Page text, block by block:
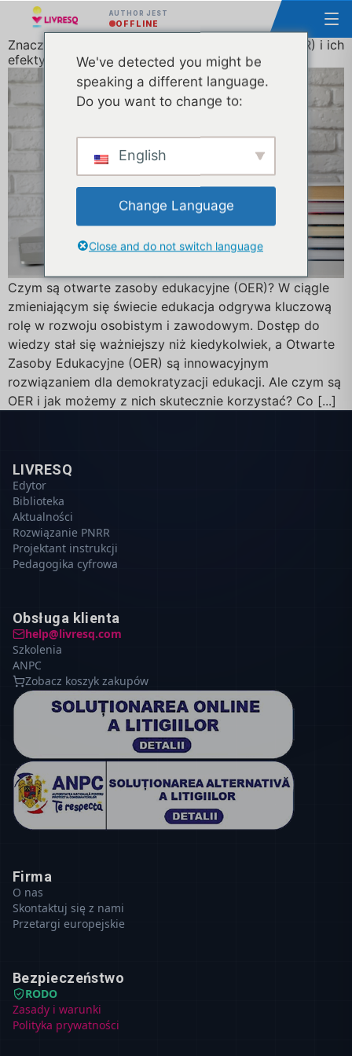
AUTHOR JEST
OFFLINE
Znaczenie otwartych zasobów edukacyjnych (OER) i ich
efektywne wykorzystanie
Czym są otwarte zasoby edukacyjne (OER)? W ciągle
zmieniającym się świecie edukacja odgrywa kluczową
rolę w rozwoju osobistym i zawodowym. Dostęp do
wiedzy stał się ważniejszy niż kiedykolwiek, a Otwarte
Zasoby Edukacyjne (OER) są innowacyjnym
rozwiązaniem dla demokratyzacji edukacji. Ale czym są
OER i jak możemy z nich skutecznie korzystać? Co [...]
LIVRESQ
Edytor
Biblioteka
Aktualności
Rozwiązanie PNRR
Projektant instrukcji
Pedagogika cyfrowa
Obsługa klienta
help@livresq.com
Szkolenia
ANPC
Zobacz koszyk zakupów
Firma
O nas
Skontaktuj się z nami
Przetargi europejskie
Bezpieczeństwo
RODO
Zasady i warunki
Polityka prywatności
We've detected you might be
speaking a different language.
Do you want to change to:
English
Change Language
Close and do not switch language